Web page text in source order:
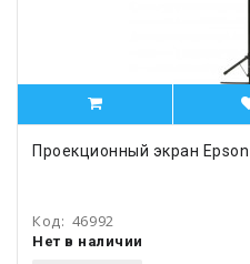
Проекционный экран
Код: 46992
Нет в наличии